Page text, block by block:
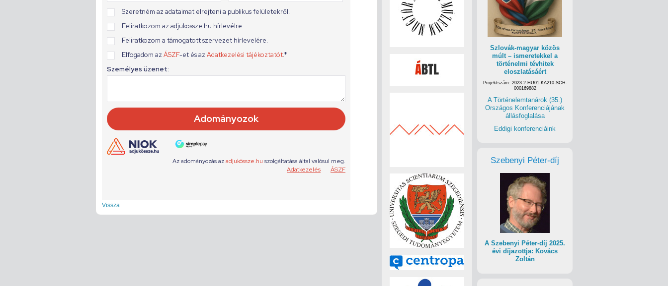
Vissza
Szlovák-magyar közös
múlt – ismeretekkel a
történelmi tévhitek
eloszlatásáért
Projektszám: 2023-2-HU01-KA210-SCH-
000169882
A Történelemtanárok (35.)
Országos Konferenciájának
állásfoglalása
Eddigi konferenciáink
Szebenyi Péter-díj
A Szebenyi Péter-díj 2025.
évi díjazottja: Kovács
Zoltán